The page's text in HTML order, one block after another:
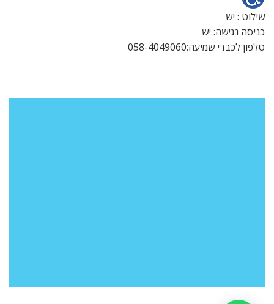
שילוט : יש
כניסה נגישה: יש
טלפון לכבדי שמיעה:058-4049060